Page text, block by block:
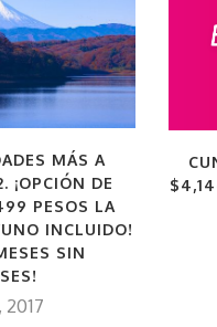
MÁS A
¡OPCIÓN DE
PESOS LA
INCLUIDO!
SIN